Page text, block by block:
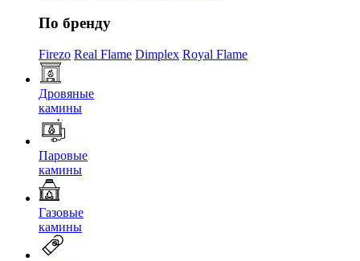
По бренду
Firezo Real Flame Dimplex Royal Flame
Дровяные
камины
Паровые
камины
Газовые
камины